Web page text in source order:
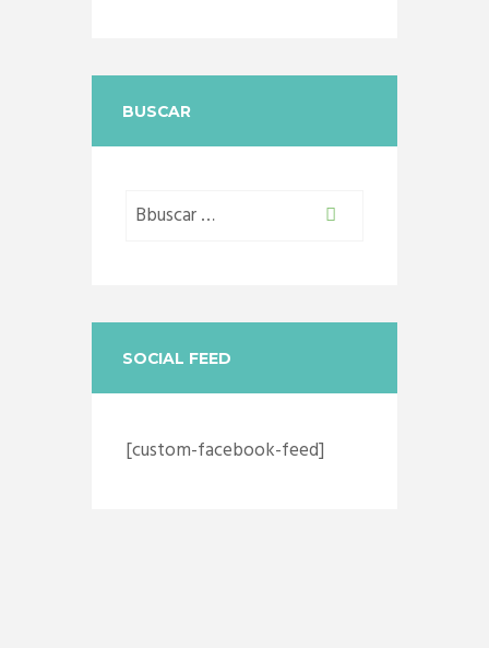
BUSCAR
SOCIAL FEED
[custom-facebook-feed]